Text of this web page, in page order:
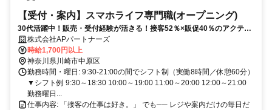
【受付・案内】スマホライフ専門職(オープニング)
30代活躍中！販売・受付経験が活きる！接客52％×販促40％のアクティ
ブな店舗ワーク✅月収32万円も可✨
株式会社APパートナーズ
時給1,700円以上
神奈川県川崎市中原区
勤務時間・曜日: 9:30-21:00の間でシフト制（実働8時間／休憩60分）
▼シフト例 9:30～18:30 10:00～19:00 11:00～20:00 12:00～21:00
勤務曜日...
仕事内容: 「接客の仕事は好き。」 でも── レジや案内だけの毎日だ